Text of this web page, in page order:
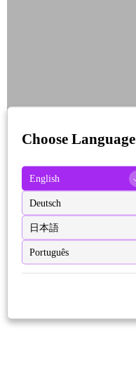
Choose Language
English
Deutsch
日本語
Português